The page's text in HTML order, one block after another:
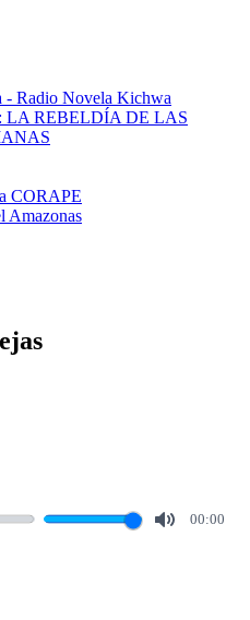
- Radio Novela Kichwa
LA REBELDÍA DE LAS
CORAPE
Amazonas
00:00